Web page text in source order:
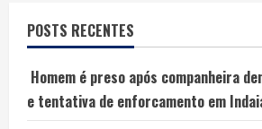
POSTS RECENTES
Homem é preso após companheira
e tentativa de enforcamento em